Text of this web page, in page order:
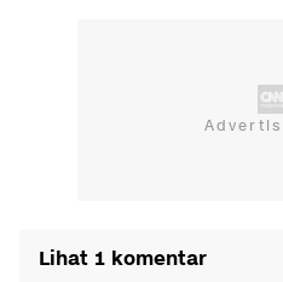
Lihat 1 komentar